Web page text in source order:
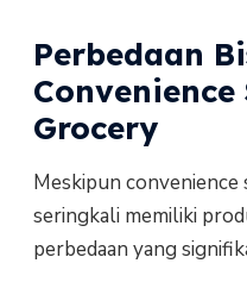
Perbedaan
Grocery
Meskipun
seringkali memiliki
perbedaan yang